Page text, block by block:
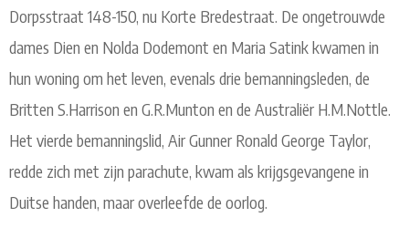
Dorpsstraat 148-150, nu Korte Bredestraat. De ongetrouwde
dames Dien en Nolda Dodemont en Maria Satink kwamen in
hun woning om het leven, evenals drie bemanningsleden, de
Britten S.Harrison en G.R.Munton en de Australiër H.M.Nottle.
Het vierde bemanningslid, Air Gunner Ronald George Taylor,
redde zich met zijn parachute, kwam als krijgsgevangene in
Duitse handen, maar overleefde de oorlog.